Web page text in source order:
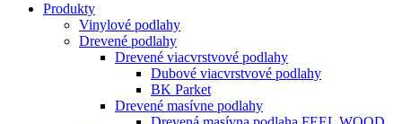
Produkty
Vinylové podlahy
Drevené podlahy
Drevené viacvrstvové podlahy
Dubové viacvrstvové podlahy
BK Parket
Drevené masívne podlahy